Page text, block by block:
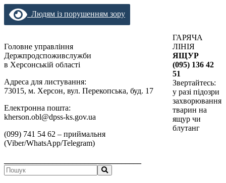
Людям із порушенням зору
Головне управління
Держпродспоживслужби
в Херсонській області
Адреса для листування:
73015, м. Херсон, вул. Перекопська, буд. 17
Електронна пошта:
kherson.obl@dpss-ks.gov.ua
(099) 741 54 62 – приймальня
(Viber/WhatsApp/Telegram)
ГАРЯЧА
ЛІНІЯ
ЯЩУР
(095) 136 42
51
Звертайтесь:
у разі підозри
захворювання
тварин на
ящур чи
блутанг